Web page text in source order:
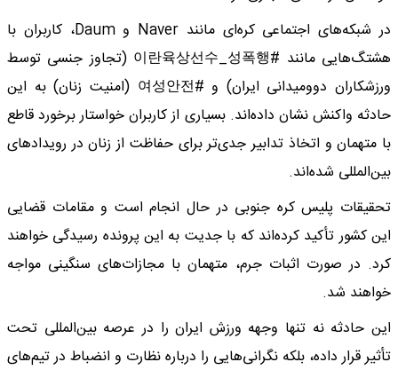
در شبکه‌های اجتماعی کره‌ای مانند Naver و Daum، کاربران با
هشتگ‌هایی مانند #이란육상선수_성폭행 (تجاوز جنسی توسط
ورزشکاران دوومیدانی ایران) و #여성안전 (امنیت زنان) به این
حادثه واکنش نشان داده‌اند. بسیاری از کاربران خواستار برخورد قاطع
با متهمان و اتخاذ تدابیر جدی‌تر برای حفاظت از زنان در رویدادهای
بین‌المللی شده‌اند.
تحقیقات پلیس کره جنوبی در حال انجام است و مقامات قضایی
این کشور تأکید کرده‌اند که با جدیت به این پرونده رسیدگی خواهند
کرد. در صورت اثبات جرم، متهمان با مجازات‌های سنگینی مواجه
خواهند شد.
این حادثه نه تنها وجهه ورزش ایران را در عرصه بین‌المللی تحت
تأثیر قرار داده، بلکه نگرانی‌هایی را درباره نظارت و انضباط در تیم‌های